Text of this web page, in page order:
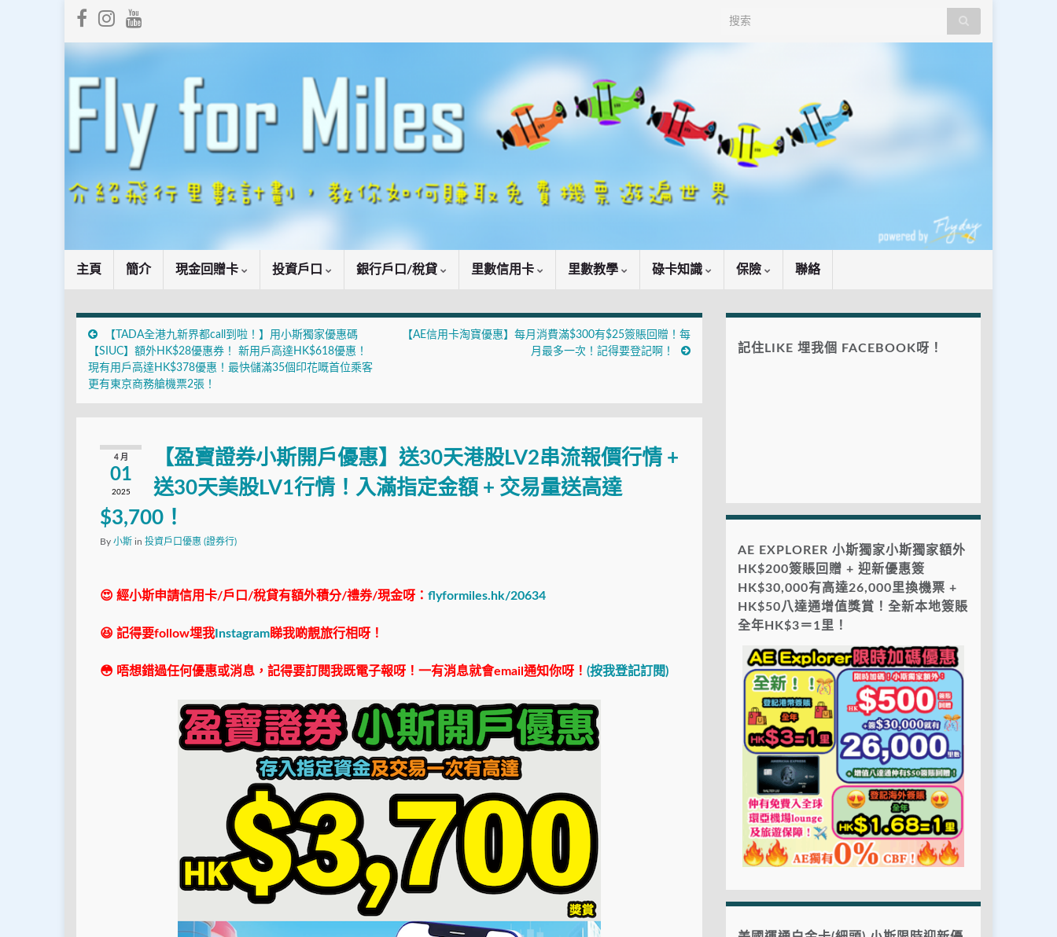
Search for:
主頁 簡介 現金回贈卡 投資戶口 銀行戶口/稅貸 里數信用卡 里數教學 碌卡知識 保險 聯絡
【TADA全港九新界都call到啦！】用小斯獨家優惠碼
【SIUC】額外HK$28優惠券！ 新用戶高達HK$618優惠！
現有用戶高達HK$378優惠！最快儲滿35個印花嘅首位乘客
更有東京商務艙機票2張！
【AE信用卡淘寶優惠】每月消費滿$300有$25簽賬回贈！每
月最多一次！記得要登記啊！
4 月
01
2025
【盈寶證券小斯開戶優惠】送30天港股LV2串流報價行情 +
送30天美股LV1行情！入滿指定金額 + 交易量送高達
$3,700！
By 小斯 in 投資戶口優惠 (證券行)
😍 經小斯申請信用卡/戶口/稅貸有額外積分/禮券/現金呀： flyformiles.hk/20634
😆 記得要follow埋我 Instagram睇我啲靚旅行相呀！
😳 唔想錯過任何優惠或消息，記得要訂閱我既電子報呀！一有消息就會email通知你呀！ (按我登記訂閱)
記住LIKE 埋我個 FACEBOOK呀！
AE EXPLORER 小斯獨家小斯獨家額外
HK$200簽賬回贈 + 迎新優惠簽
HK$30,000有高達26,000里換機票 +
HK$50八達通增值獎賞！全新本地簽賬
全年HK$3＝1里！